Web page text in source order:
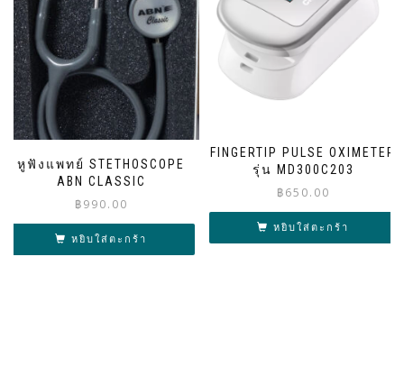
หูฟังแพทย์ STETHOSCOPE
ABN CLASSIC
฿990.00
หยิบใส่ตะกร้า
FINGERTIP PULSE OXIMETER
รุ่น MD300C203
฿650.00
หยิบใส่ตะกร้า